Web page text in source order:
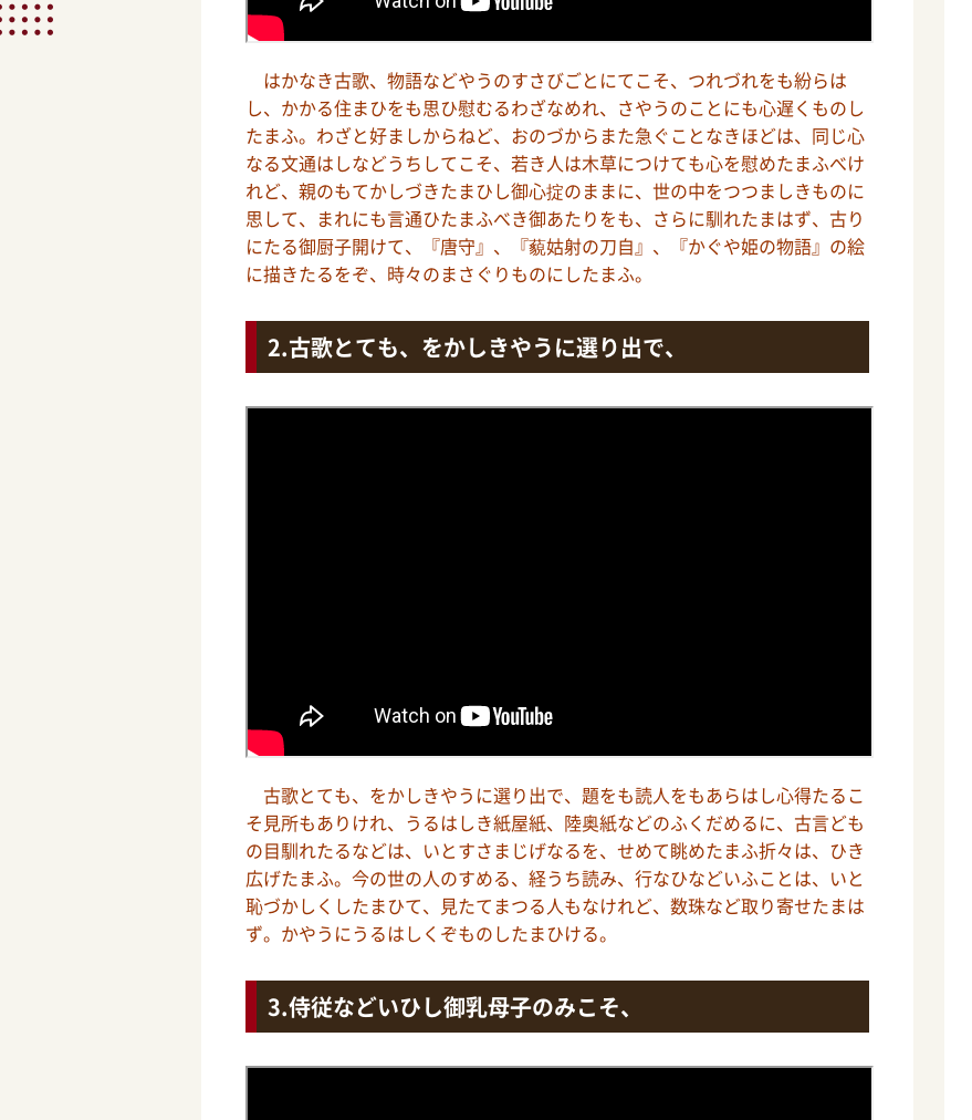
はかなき古歌、物語などやうのすさびごとにてこそ、つれづれをも紛らは
し、かかる住まひをも思ひ慰むるわざなめれ、さやうのことにも心遅くものし
たまふ。わざと好ましからねど、おのづからまた急ぐことなきほどは、同じ心
なる文通はしなどうちしてこそ、若き人は木草につけても心を慰めたまふべけ
れど、親のもてかしづきたまひし御心掟のままに、世の中をつつましきものに
思して、まれにも言通ひたまふべき御あたりをも、さらに馴れたまはず、古り
にたる御厨子開けて、『唐守』、『藐姑射の刀自』、『かぐや姫の物語』の絵
に描きたるをぞ、時々のまさぐりものにしたまふ。
古歌とても、をかしきやうに選り出で、
古歌とても、をかしきやうに選り出で、題をも読人をもあらはし心得たるこ
そ見所もありけれ、うるはしき紙屋紙、陸奥紙などのふくだめるに、古言ども
の目馴れたるなどは、いとすさまじげなるを、せめて眺めたまふ折々は、ひき
広げたまふ。今の世の人のすめる、経うち読み、行なひなどいふことは、いと
恥づかしくしたまひて、見たてまつる人もなけれど、数珠など取り寄せたまは
ず。かやうにうるはしくぞものしたまひける。
侍従などいひし御乳母子のみこそ、